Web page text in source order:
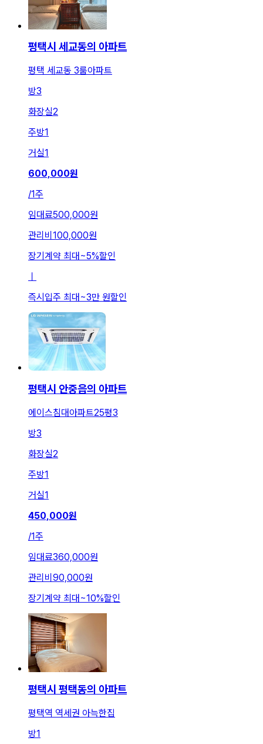
평택시 세교동의 아파트
평택 세교동 3룸아파트
방3
화장실2
주방1
거실1
600,000원
/1주
임대료500,000원
관리비 100,000원
장기계약 최대~5%할인
ㅣ
즉시입주 최대~3만 원할인
평택시 안중읍의 아파트
에이스침대아파트25평3
방3
화장실2
주방1
거실1
450,000원
/1주
임대료360,000원
관리비 90,000원
장기계약 최대~10%할인
평택시 평택동의 아파트
평택역 역세권 아늑한집
방1